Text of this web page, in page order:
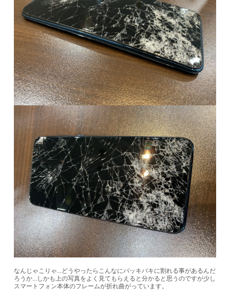
なんじゃこりゃ...どうやったらこんなにバッキバキに割れる事があるんだ
ろうか...しかも上の写真をよく見てもらえると分かると思うのですが少し
スマートフォン本体のフレームが折れ曲がっています。